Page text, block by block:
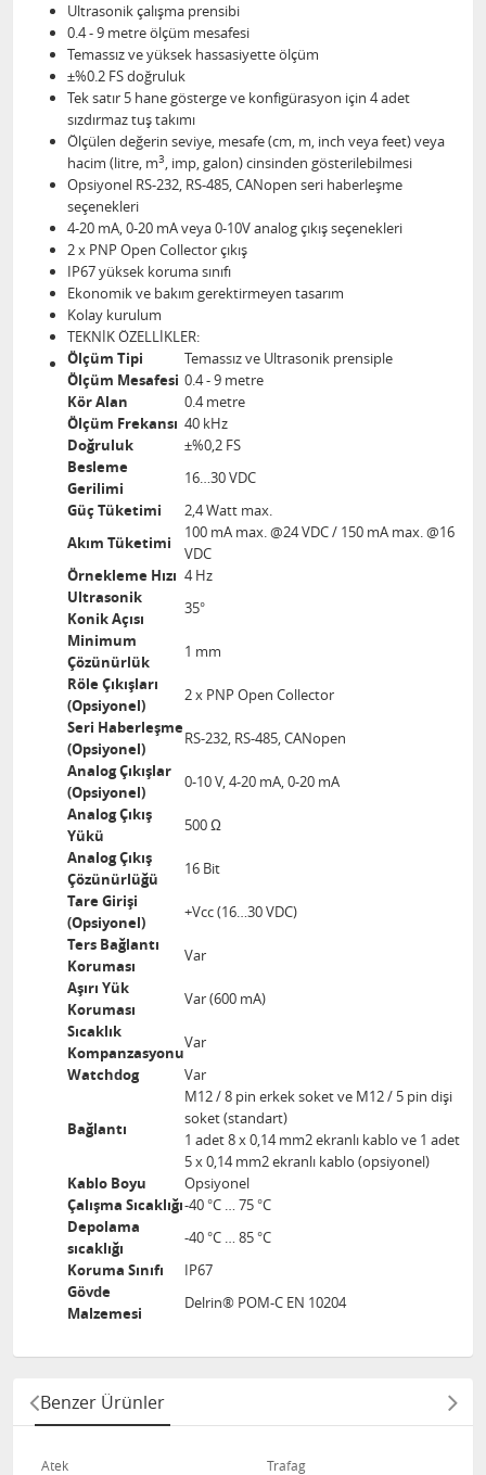
Ultrasonik çalışma prensibi
0.4 - 9 metre ölçüm mesafesi
Temassız ve yüksek hassasiyette ölçüm
±%0.2 FS doğruluk
Tek satır 5 hane gösterge ve konfigürasyon için 4 adet
sızdırmaz tuş takımı
Ölçülen değerin seviye, mesafe (cm, m, inch veya feet) veya
hacim (litre, m3, imp, galon) cinsinden gösterilebilmesi
Opsiyonel RS-232, RS-485, CANopen seri haberleşme
seçenekleri
4-20 mA, 0-20 mA veya 0-10V analog çıkış seçenekleri
2 x PNP Open Collector çıkış
IP67 yüksek koruma sınıfı
Ekonomik ve bakım gerektirmeyen tasarım
Kolay kurulum
TEKNİK ÖZELLİKLER:
Ölçüm Tipi
Temassız ve Ultrasonik prensiple
Ölçüm Mesafesi 0.4 - 9 metre
Kör Alan
0.4 metre
Ölçüm Frekansı 40 kHz
Doğruluk
±%0,2 FS
Besleme
Gerilimi
16…30 VDC
Güç Tüketimi
2,4 Watt max.
Akım Tüketimi
100 mA max. @24 VDC / 150 mA max. @16
VDC
Örnekleme Hızı 4 Hz
Ultrasonik
Konik Açısı
35°
Minimum
Çözünürlük
1 mm
Röle Çıkışları
(Opsiyonel)
2 x PNP Open Collector
Seri Haberleşme
(Opsiyonel)
RS-232, RS-485, CANopen
Analog Çıkışlar
(Opsiyonel)
0-10 V, 4-20 mA, 0-20 mA
Analog Çıkış
Yükü
500 Ω
Analog Çıkış
Çözünürlüğü
16 Bit
Tare Girişi
(Opsiyonel)
+Vcc (16…30 VDC)
Ters Bağlantı
Koruması
Var
Aşırı Yük
Koruması
Var (600 mA)
Sıcaklık
Kompanzasyonu
Var
Watchdog
Var
Bağlantı
M12 / 8 pin erkek soket ve M12 / 5 pin dişi
soket (standart)
1 adet 8 x 0,14 mm2 ekranlı kablo ve 1 adet
5 x 0,14 mm2 ekranlı kablo (opsiyonel)
Kablo Boyu
Opsiyonel
Çalışma Sıcaklığı-40 °C … 75 °C
Depolama
sıcaklığı
-40 °C … 85 °C
Koruma Sınıfı
IP67
Gövde
Malzemesi
Delrin® POM-C EN 10204
Benzer Ürünler
Atek Trafag